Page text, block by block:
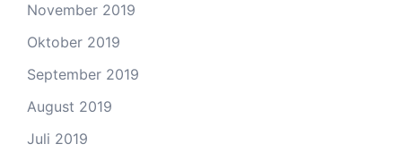
November 2019
Oktober 2019
September 2019
August 2019
Juli 2019